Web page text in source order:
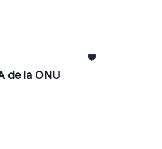
de la ONU